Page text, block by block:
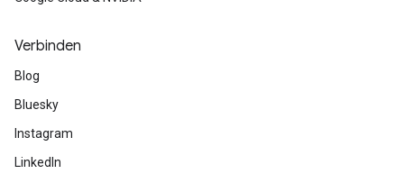
Verbinden
Blog
Bluesky
Instagram
LinkedIn